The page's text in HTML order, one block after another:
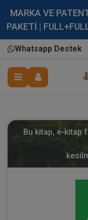
MARKA VE
PAKETİ |
Whatsapp Destek
Bu kitap, e-kitap